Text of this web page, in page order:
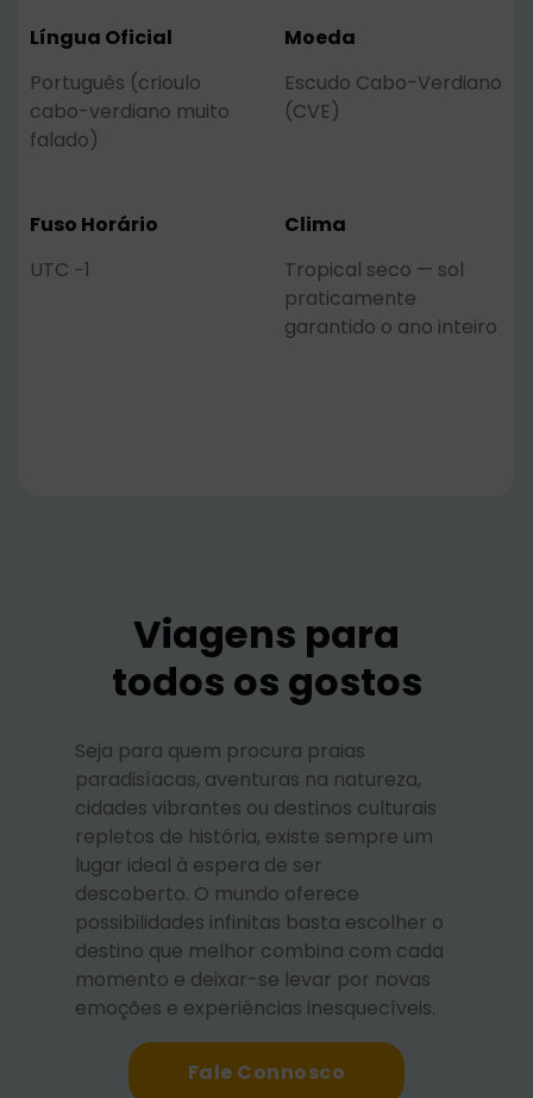
Língua Oficial
Português (crioulo
cabo-verdiano muito
falado)
Moeda
Escudo Cabo-Verdiano
(CVE)
Fuso Horário
UTC −1
Clima
Tropical seco — sol
praticamente
garantido o ano inteiro
Viagens para
todos os gostos
Seja para quem procura praias
paradisíacas, aventuras na natureza,
cidades vibrantes ou destinos culturais
repletos de história, existe sempre um
lugar ideal à espera de ser
descoberto. O mundo oferece
possibilidades infinitas basta escolher o
destino que melhor combina com cada
momento e deixar-se levar por novas
emoções e experiências inesquecíveis.
Fale Connosco